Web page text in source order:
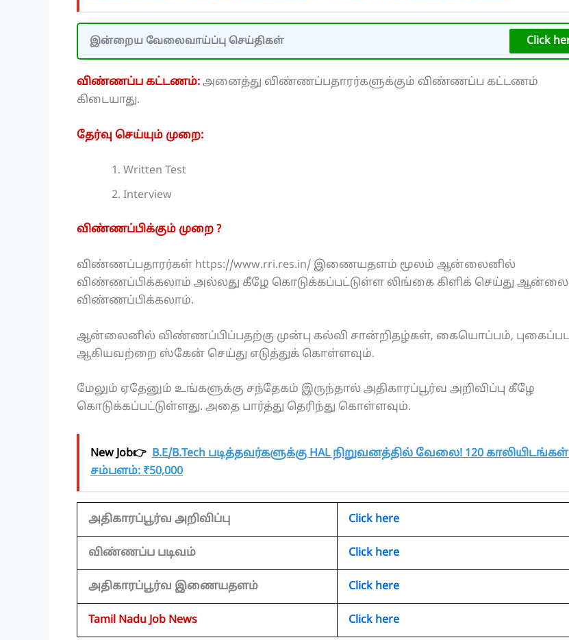
இன்றைய வேலைவாய்ப்பு செய்திகள் Click
விண்ணப்ப கட்டணம்: அனைத்து விண்ணப்பதாரர்களுக்கும் விண்ணப்ப கட்டணம்
கிடையாது.
தேர்வு செய்யும் முறை:
Written Test
Interview
விண்ணப்பிக்கும் முறை ?
விண்ணப்பதாரர்கள் https://www.rri.res.in/ இணையதளம் மூலம் ஆன்லைனில்
விண்ணப்பிக்கலாம் அல்லது கீழே கொடுக்கப்பட்டுள்ள லிங்கை கிளிக் செய்து
விண்ணப்பிக்கலாம்.
ஆன்லைனில் விண்ணப்பிப்பதற்கு முன்பு கல்வி சான்றிதழ்கள், கையொப்பம்,
ஆகியவற்றை ஸ்கேன் செய்து எடுத்துக் கொள்ளவும்.
மேலும் ஏதேனும் உங்களுக்கு சந்தேகம் இருந்தால் அதிகாரப்பூர்வ அறிவிப்பு கீழே
கொடுக்கப்பட்டுள்ளது. அதை பார்த்து தெரிந்து கொள்ளவும்.
New Job👉 B.E/B.Tech படித்தவர்களுக்கு HAL நிறுவனத்தில் வேலை! 120 காலியிடங்கள்
சம்பளம்: ₹50,000
அதிகாரப்பூர்வ அறிவிப்பு Click here
விண்ணப்ப படிவம் Click here
அதிகாரப்பூர்வ இணையதளம் Click here
Tamil Nadu Job News Click here